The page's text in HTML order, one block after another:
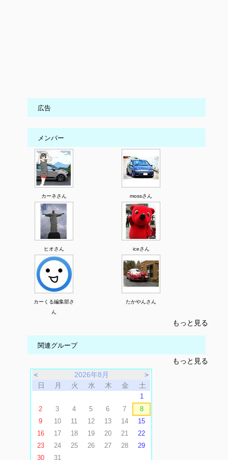
広告
メンバー
カーネさん mossさん
ヒオさん iceさん
カーくる編集部さ
ん
たかやんさん
もっと見る
関連グループ
もっと見る
＜
2026年8月
＞
日
月 火 水 木 金 土
1
2
3 4 5 6 7
8
9
10 11 12 13 14
15
16
17 18 19 20 21
22
23
24 25 26 27 28
29
30
31